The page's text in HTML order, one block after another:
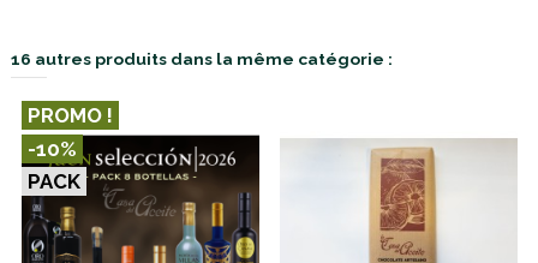
16 autres produits dans la même catégorie :
PROMO !
-10%
PACK